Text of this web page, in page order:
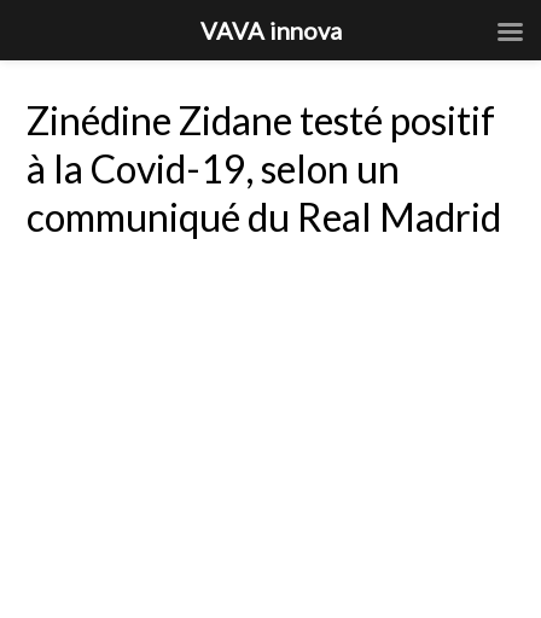
Zinédine Zidane testé positif
à la Covid-19, selon un
communiqué du Real Madrid
VAVA innova